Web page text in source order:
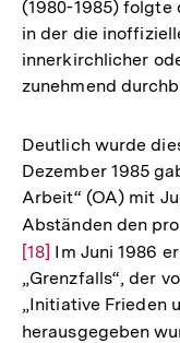
(1980-1985) folgte
in der die
innerkirchlicher
zunehmend
Deutlich wurde
Dezember 1985
Arbeit“ (OA) mit
Abständen den
[18] Im Juni 1986
„Grenzfalls“, der
„Initiative Frieden
herausgegeben